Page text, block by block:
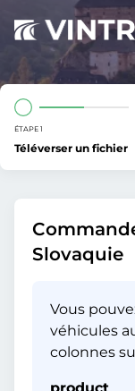
ÉTAPE 1
Téléverser un fichier
Slovaquie
Vous
véhicules
colonnes